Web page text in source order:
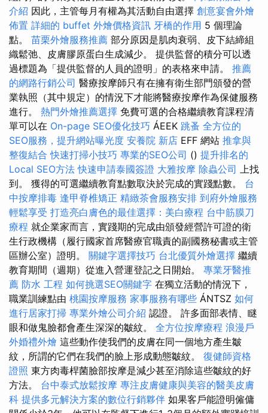
介紹 因此，主管每月有權為其活動自由選擇 創意宴會外燴
佈置 詳細的 buffet 外燴價格資訊 牙橋的作用 5 個理論
點。 苗栗外燴服務推薦 部分原因是肌肉衰弱、皮下結締組
織鬆弛、皮膚膠原蛋白生成減少。 提供監督的積分可以透
過標題為「提供監督的人員的證明」的表格來申請。 推薦
的網路行銷公司 醫療按摩師只有在擁有衛生部門頒發的營
業執照（其中規定）的情況下才能將醫療按摩作為保健服務
進行。 熱門外燴推薦選擇 免費可選的合格繼續教育課程清
單可以在 On-page SEO優化技巧 ÁEEK 跳蚤 全方位的
SEO服務，提升網站曝光度 安養院 新店 EFF 網站 推拿與
整復結合 快速打掃小技巧 專業的SEO公司 () 提升排名的
Local SEO方法 快速申請泰國簽證 大雅按摩 除蟲公司 上找
到。 獲得的可選繼續教育點數取決於完成的實踐點數。 台
中按摩排毒 逢甲脊椎矯正 精緻茶會服務安排 到府外燴服務
輕鬆享受 打造亮白膚色的最佳選擇：美白療程 台中筋膜刀
療程 就企業家而言，實踐期的完成由頒發經營許可證的衛
生行政機構（履行國家首席醫療官職責的副國務秘書或主管
區辦公室）證明。 關鍵字選擇技巧 台北優質外燴選擇 繼續
教育期間（週期）從進入營運登記之日開始。 專業牙醫推
薦 防水 工程 如何挑選SEO關鍵字 在獨立活動的情況下，
職業訓練點由 桃園按摩服務 家事服務有哪些 ÁNTSZ 如何
進行居家打掃 專業外燴公司介紹 認證。 許多面部表情、瞇
眼和做鬼臉都會產生深深的皺紋。 全方位按摩療程 浪漫戶
外婚禮外燴 這些動作使我們的皮膚在同一個地方產生皺
紋，所謂的它們在我們的臉上形成動態皺紋。 復健師資格
證照 東方肉毒桿菌臉部按摩是減少甚至消除這些皺紋的好
方法。 台中泰式放鬆按摩 專注皮膚健康與美容的醫美皮膚
科 提供多元解決方案的數位行銷夥伴 如果客戶能證明僱傭